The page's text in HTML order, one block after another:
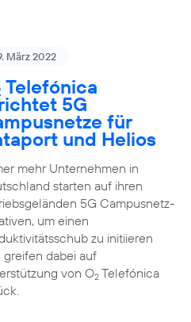
März 2022
Telefónica
5G
für
und Helios
mehr Unternehmen in
starten auf ihren
5G Campusnetz-
um einen
zu initiieren
greifen dabei auf
von O2Telefónica